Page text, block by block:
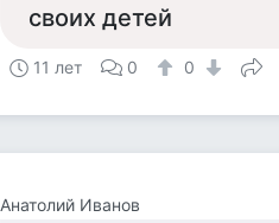
своих детей
11 лет 0 0
Анатолий Иванов